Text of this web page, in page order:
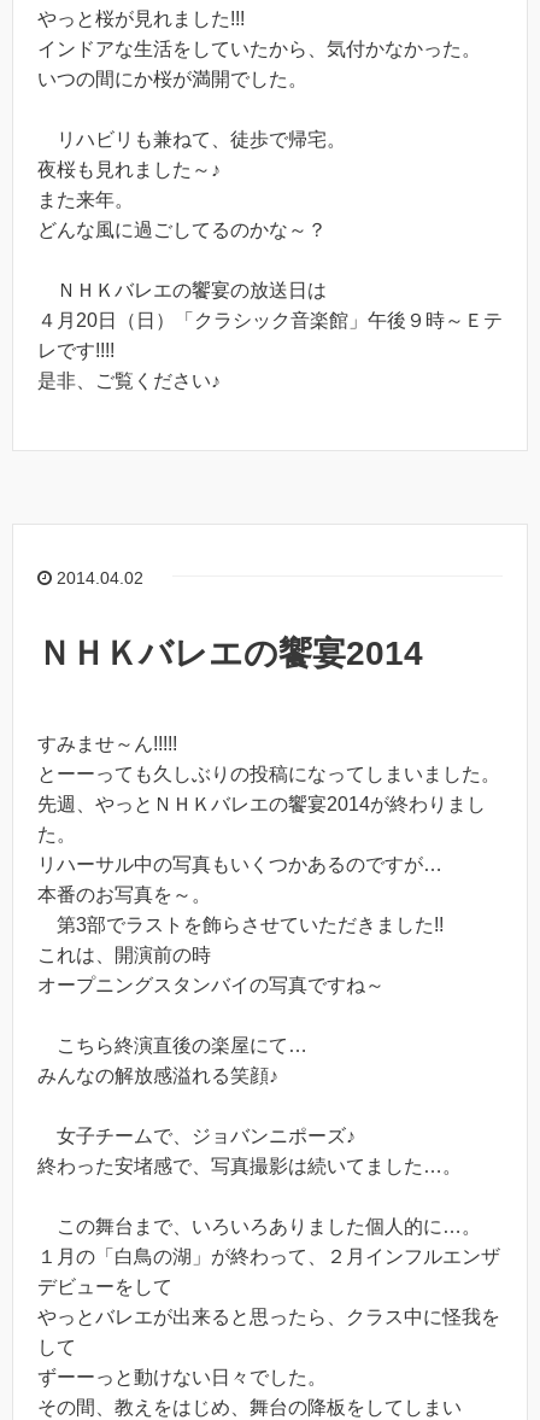
やっと桜が見れました!!!
インドアな生活をしていたから、気付かなかった。
いつの間にか桜が満開でした。
リハビリも兼ねて、徒歩で帰宅。
夜桜も見れました～♪
また来年。
どんな風に過ごしてるのかな～？
ＮＨＫバレエの饗宴の放送日は
４月20日（日）「クラシック音楽館」午後９時～Ｅテ
レです!!!!
是非、ご覧ください♪
2014.04.02
ＮＨＫバレエの饗宴2014
すみませ～ん!!!!!
とーーっても久しぶりの投稿になってしまいました。
先週、やっとＮＨＫバレエの饗宴2014が終わりまし
た。
リハーサル中の写真もいくつかあるのですが…
本番のお写真を～。
第3部でラストを飾らさせていただきました!!
これは、開演前の時
オープニングスタンバイの写真ですね～
こちら終演直後の楽屋にて…
みんなの解放感溢れる笑顔♪
女子チームで、ジョバンニポーズ♪
終わった安堵感で、写真撮影は続いてました…。
この舞台まで、いろいろありました個人的に…。
１月の「白鳥の湖」が終わって、２月インフルエンザ
デビューをして
やっとバレエが出来ると思ったら、クラス中に怪我を
して
ずーーっと動けない日々でした。
その間、教えをはじめ、舞台の降板をしてしまい